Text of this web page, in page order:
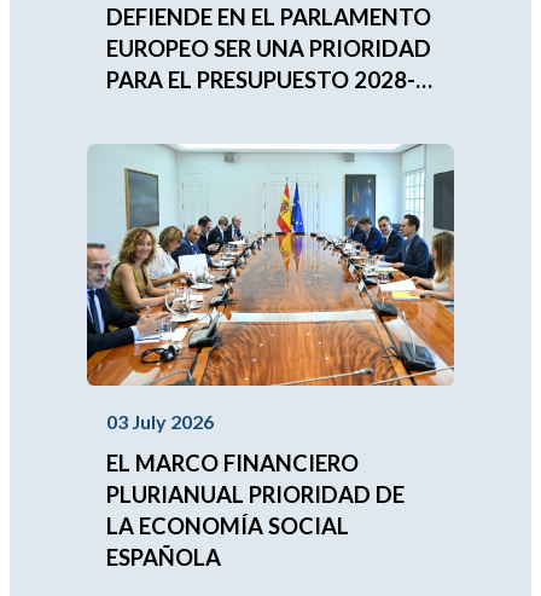
DEFIENDE EN EL PARLAMENTO
EUROPEO SER UNA PRIORIDAD
PARA EL PRESUPUESTO 2028-
03 July 2026
EL MARCO FINANCIERO
PLURIANUAL PRIORIDAD DE
LA ECONOMÍA SOCIAL
ESPAÑOLA